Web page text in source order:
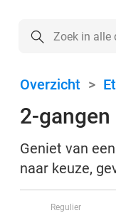
Overzicht >
2-
Geniet van
naar keuze,
Regulier